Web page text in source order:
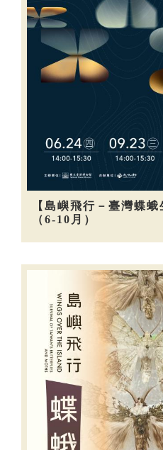
【島嶼飛行－臺灣蝶
（6-10月）